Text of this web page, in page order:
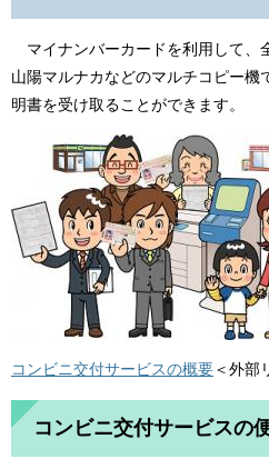
マイナンバーカードを利用して、
山陽マルナカ​などのマルチコピー機
明書を受け取ることができます。
コンビニ交付サービスの概要＜外部
コンビニ交付サービスの